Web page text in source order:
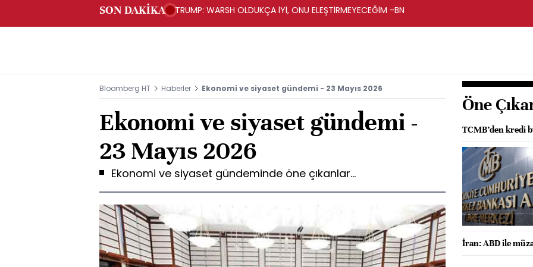
SON DAKİKA TRUMP: WARSH OLDUKÇA İYİ, ONU ELEŞTİRMEYECEĞİM -BN
Bloomberg HT Haberler Ekonomi ve siyaset gündemi - 23 Mayıs 2026
Ekonomi ve siyaset gündemi -
23 Mayıs 2026
Ekonomi ve siyaset gündeminde öne çıkanlar...
Öne
TCMB’den kredi
İran: ABD ile